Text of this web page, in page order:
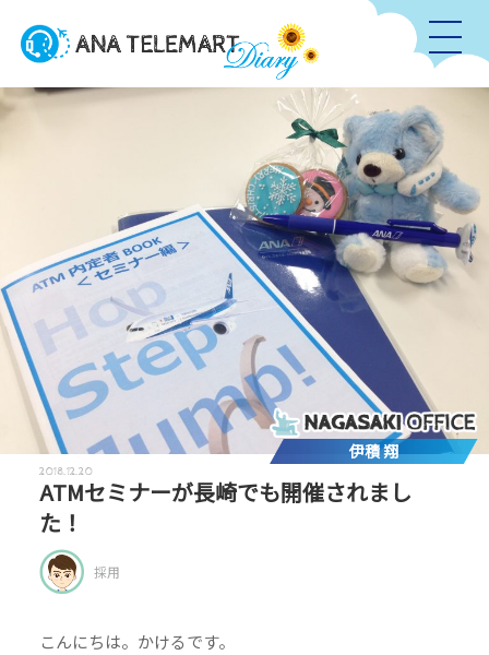
伊積 翔
2018.12.20
ATMセミナーが長崎でも開催されまし
た！
採用
こんにちは。かけるです。